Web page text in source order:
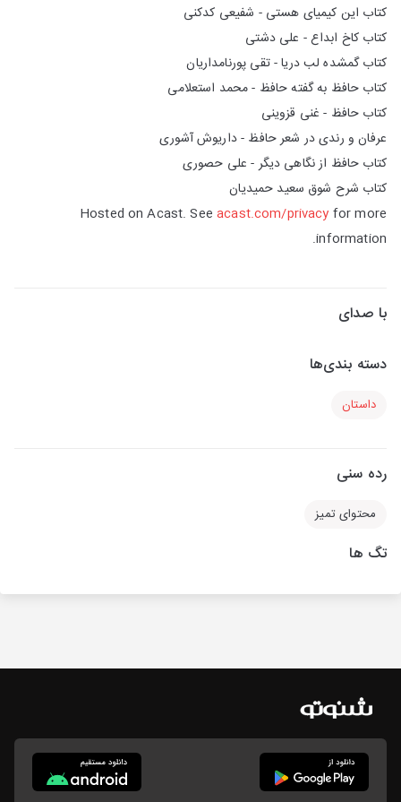
کتاب این کیمیای هستی - شفیعی کدکنی
کتاب کاخ ابداع - علی دشتی
کتاب گمشده لب دریا - تقی پورنامداریان
کتاب حافظ به گفته حافظ - محمد استعلامی
کتاب حافظ - غنی قزوینی
عرفان و رندی در شعر حافظ - داریوش آشوری
کتاب حافظ از نگاهی دیگر - علی حصوری
کتاب شرح شوق سعید حمیدیان
Hosted on Acast. Seeacast.com/privacy for more
information.
با صدای
دسته بندی‌ها
داستان
رده سنی
محتوای تمیز
تگ ها